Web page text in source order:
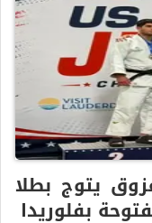
يتوج بطلا
بفلوريدا